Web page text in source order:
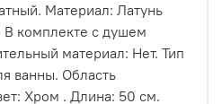
Материал: Латунь
комплекте с душем
материал: Нет. Тип
ванны. Область
Хром . Длина: 50 см.